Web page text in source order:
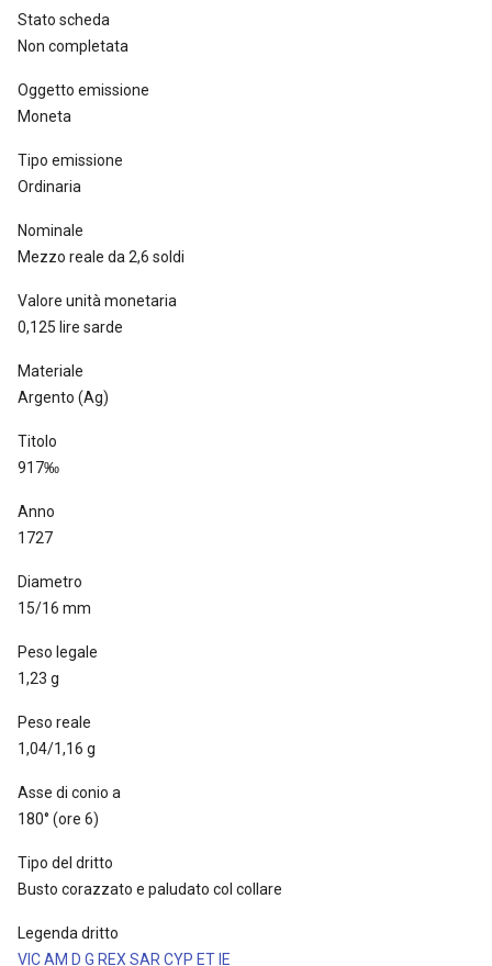
Stato scheda
Non completata
Oggetto emissione
Moneta
Tipo emissione
Ordinaria
Nominale
Mezzo reale da 2,6 soldi
Valore unità monetaria
0,125 lire sarde
Materiale
Argento (Ag)
Titolo
917‰
Anno
1727
Diametro
15/16 mm
Peso legale
1,23 g
Peso reale
1,04/1,16 g
Asse di conio a
180° (ore 6)
Tipo del dritto
Busto corazzato e paludato col collare
Legenda dritto
VIC AM D G REX SAR CYP ET IE